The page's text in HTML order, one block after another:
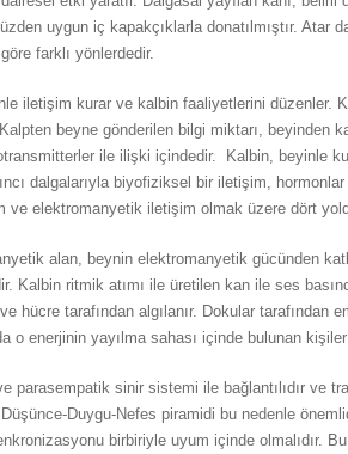
uygun iç kapakçıklarla donatılmıştır. Atar
farklı yönlerdedir.
iletişim kurar ve kalbin faaliyetlerini düzenler.
beyne gönderilen bilgi miktarı, beyinden
ile ilişki içindedir. Kalbin, beyinle
dalgalarıyla biyofiziksel bir iletişim,
ve elektromanyetik iletişim olmak üzere dört
alan, beynin elektromanyetik gücünden
Kalbin ritmik atımı ile üretilen kan ile ses
hücre tarafından algılanır. Dokular tarafından
o enerjinin yayılma sahası içinde bulunan
parasempatik sinir sistemi ile bağlantılıdır ve
Duygu-Nefes piramidi bu nedenle
birbiriyle uyum içinde olmalıdır. Bu